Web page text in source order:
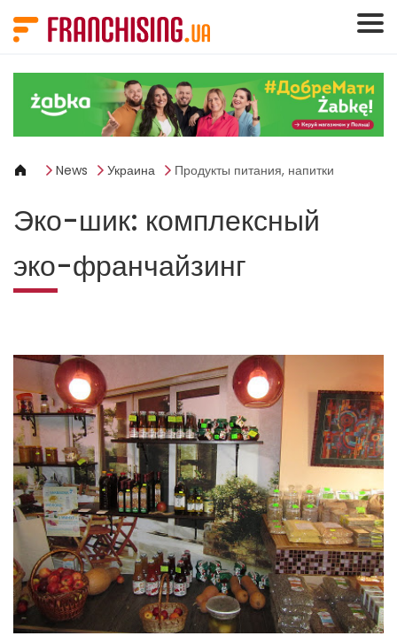
News Украина Продукты питания, напитки
Эко-шик: комплексный
эко-франчайзинг